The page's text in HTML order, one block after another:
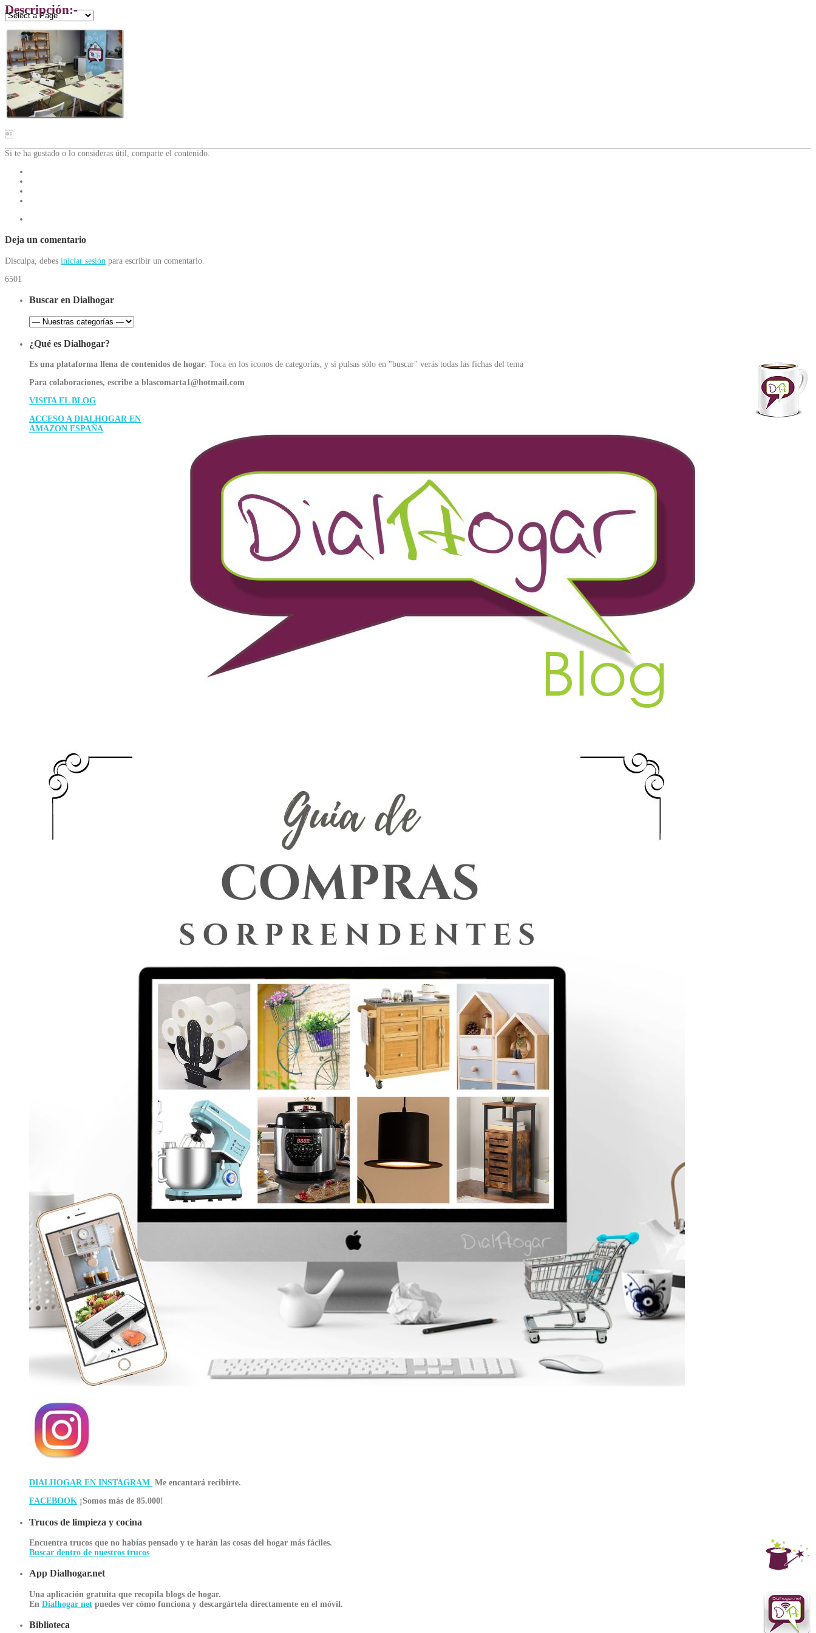
Descripción:-

Si te ha gustado o lo consideras útil, comparte el contenido.
Deja un comentario
Disculpa, debes iniciar sesión para escribir un comentario.
6501
Buscar en Dialhogar
¿Qué es Dialhogar?
Es una plataforma llena de contenidos de hogar. Toca en los iconos de categorías, y si pulsas sólo en "buscar" verás todas las fichas del tema
Para colaboraciones, escribe a blascomarta1@hotmail.com
VISITA EL BLOG
ACCESO A DIALHOGAR EN
AMAZON ESPAÑA
DIALHOGAR EN INSTAGRAM Me encantará recibirte.
FACEBOOK ¡Somos más de 85.000!
Trucos de limpieza y cocina
Encuentra trucos que no habías pensado y te harán las cosas del hogar más fáciles.
Buscar dentro de nuestros trucos
App Dialhogar.net
Una aplicación gratuita que recopila blogs de hogar.
En Dialhogar net puedes ver cómo funciona y descargártela directamente en el móvil.
Biblioteca